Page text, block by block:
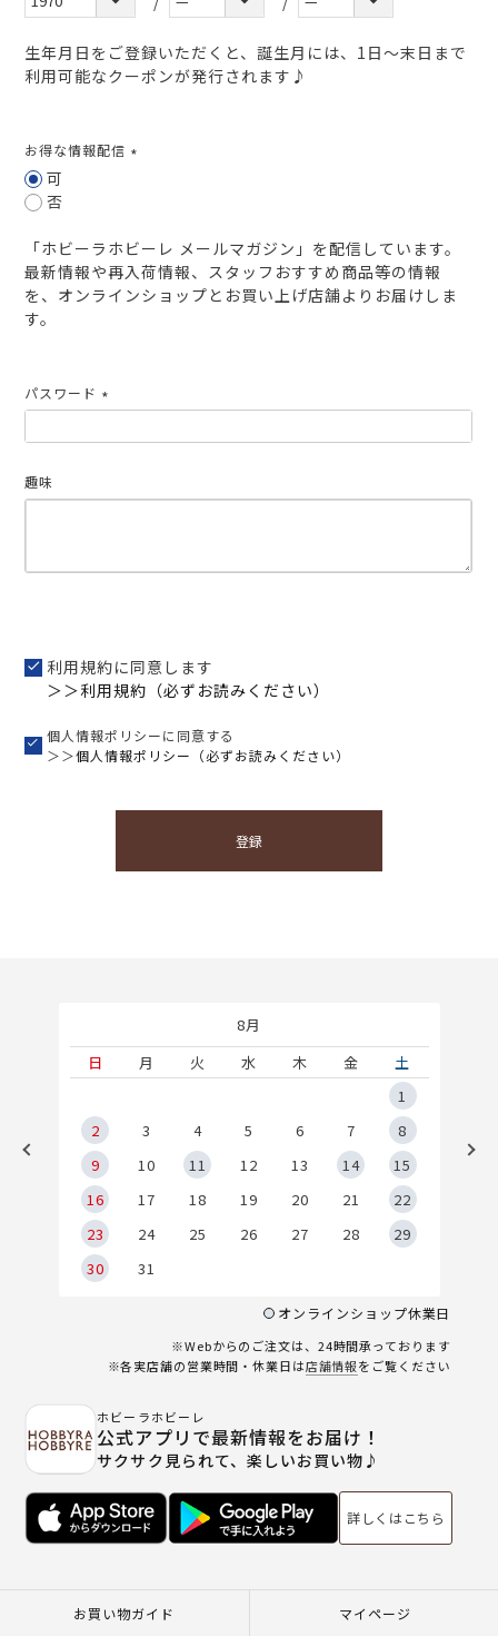
生年月日をご登録いただくと、誕生月には、1日～末日まで
利用可能なクーポンが発行されます♪
お得な情報配信
可
否
「ホビーラホビーレ メールマガジン」を配信しています。
最新情報や再入荷情報、スタッフおすすめ商品等の情報
を、オンラインショップとお買い上げ店舗よりお届けしま
す。
パスワード
須)
趣味
利用規約に同意します
＞＞利用規約（必ずお読みください）
個人情報ポリシーに同意する
＞＞個人情報ポリシー（必ずお読みください）
登録
8月
日
月 火 水 木 金
土
1
2
3 4 5 6 7
8
9
10 11 12 13 14
15
16
17 18 19 20 21
22
23
24 25 26 27 28
29
30
31
オンラインショップ休業日
※Webからのご注文は、24時間承っております
※各実店舗の営業時間・休業日は店舗情報をご覧ください
ホビーラホビーレ
公式アプリで最新情報をお届け！
サクサク見られて、楽しいお買い物♪
詳しくはこちら
お買い物ガイド マイページ